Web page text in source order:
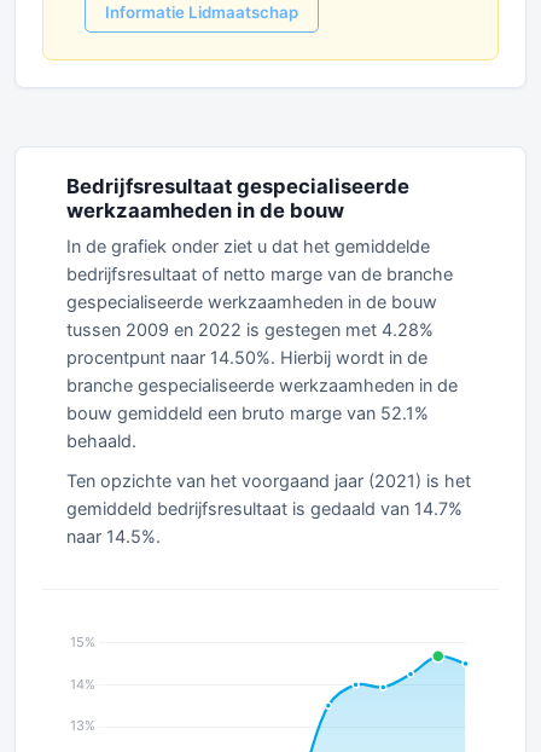
Informatie Lidmaatschap
Bedrijfsresultaat gespecialiseerde
werkzaamheden in de bouw
In de grafiek onder ziet u dat het gemiddelde
bedrijfsresultaat of netto marge van de branche
gespecialiseerde werkzaamheden in de bouw
tussen 2009 en 2022 is gestegen met 4.28%
procentpunt naar 14.50%. Hierbij wordt in de
branche gespecialiseerde werkzaamheden in de
bouw gemiddeld een bruto marge van 52.1%
behaald.
Ten opzichte van het voorgaand jaar (2021) is het
gemiddeld bedrijfsresultaat is gedaald van 14.7%
naar 14.5%.